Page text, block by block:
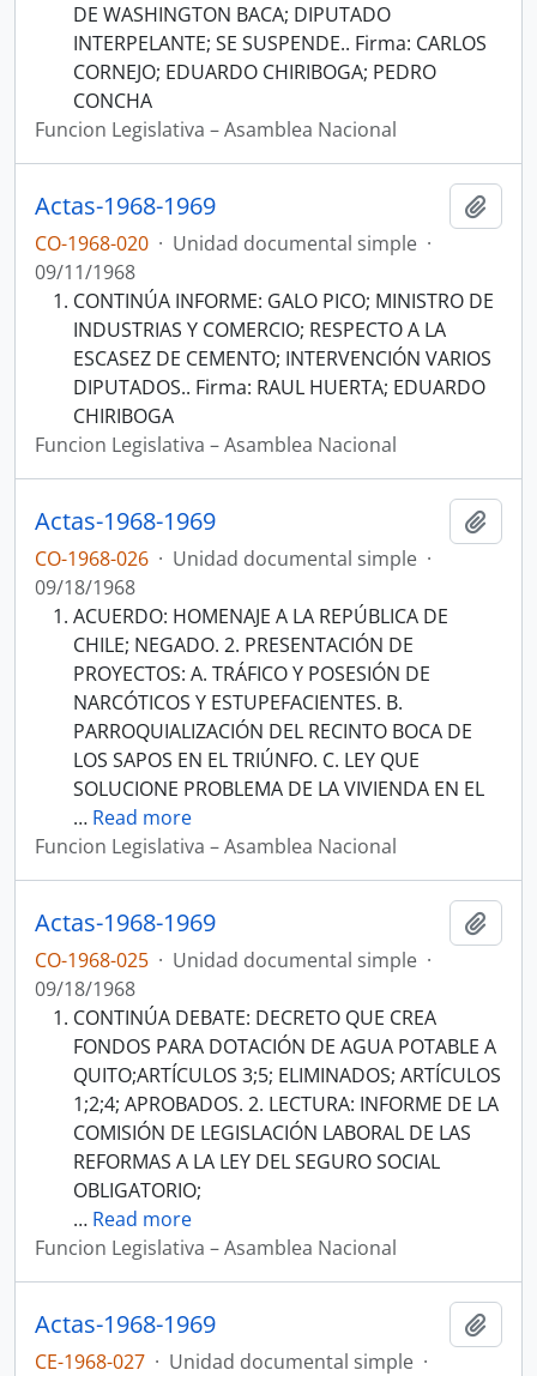
DE WASHINGTON BACA; DIPUTADO
INTERPELANTE; SE SUSPENDE.. Firma: CARLOS
CORNEJO; EDUARDO CHIRIBOGA; PEDRO
CONCHA
Funcion Legislativa – Asamblea Nacional
Actas-1968-1969
CO-1968-020 · Unidad documental simple ·
09/11/1968
CONTINÚA INFORME: GALO PICO; MINISTRO DE
INDUSTRIAS Y COMERCIO; RESPECTO A LA
ESCASEZ DE CEMENTO; INTERVENCIÓN VARIOS
DIPUTADOS.. Firma: RAUL HUERTA; EDUARDO
CHIRIBOGA
Funcion Legislativa – Asamblea Nacional
Actas-1968-1969
CO-1968-026 · Unidad documental simple ·
09/18/1968
ACUERDO: HOMENAJE A LA REPÚBLICA DE
CHILE; NEGADO. 2. PRESENTACIÓN DE
PROYECTOS: A. TRÁFICO Y POSESIÓN DE
NARCÓTICOS Y ESTUPEFACIENTES. B.
PARROQUIALIZACIÓN DEL RECINTO BOCA DE
LOS SAPOS EN EL TRIÚNFO. C. LEY QUE
SOLUCIONE PROBLEMA DE LA VIVIENDA EN EL
… Read more
Funcion Legislativa – Asamblea Nacional
Actas-1968-1969
CO-1968-025 · Unidad documental simple ·
09/18/1968
CONTINÚA DEBATE: DECRETO QUE CREA
FONDOS PARA DOTACIÓN DE AGUA POTABLE A
QUITO;ARTÍCULOS 3;5; ELIMINADOS; ARTÍCULOS
1;2;4; APROBADOS. 2. LECTURA: INFORME DE LA
COMISIÓN DE LEGISLACIÓN LABORAL DE LAS
REFORMAS A LA LEY DEL SEGURO SOCIAL
OBLIGATORIO;
… Read more
Funcion Legislativa – Asamblea Nacional
Actas-1968-1969
CE-1968-027 · Unidad documental simple ·